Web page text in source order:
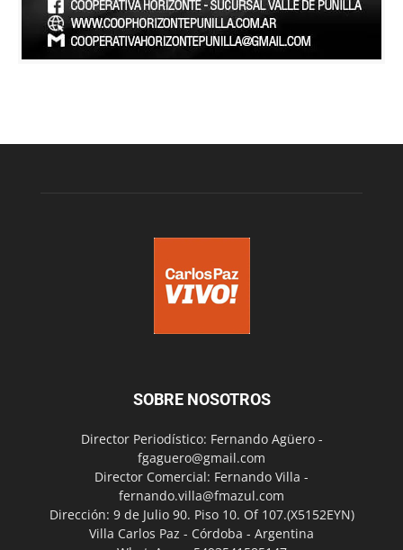
SOBRE NOSOTROS
Director Periodístico: Fernando Agüero -
fgaguero@gmail.com
Director Comercial: Fernando Villa -
fernando.villa@fmazul.com
Dirección: 9 de Julio 90. Piso 10. Of 107.(X5152EYN)
Villa Carlos Paz - Córdoba - Argentina